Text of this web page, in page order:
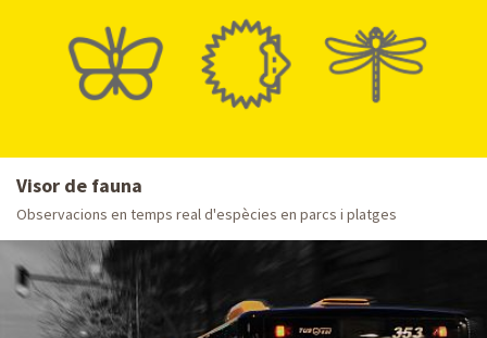
Visor de fauna
Observacions en temps real d'espècies en parcs i platges